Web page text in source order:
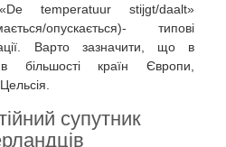
temperatuur stijgt/daalt»
опускається)- типові
Варто зазначити, що в
країн Європи,
супутник